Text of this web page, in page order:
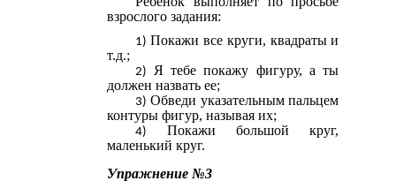
взрослого задания:
Покажи все круги, квадраты и
т.д.;
Я тебе покажу фигуру, а ты
должен назвать ее;
Обведи указательным пальцем
контуры фигур, называя их;
Покажи большой круг,
маленький круг.
Упражнение №3